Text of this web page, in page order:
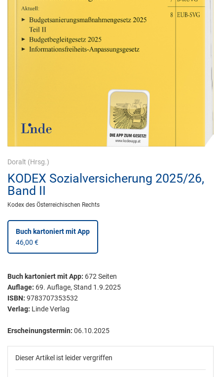
Doralt (Hrsg.)
KODEX Sozialversicherung 2025/26,
Band II
Kodex des Österreichischen Rechts
Buch kartoniertmit App
46,00 €
Buch kartoniertmit App: 672 Seiten
Auflage: 69. Auflage, Stand 1.9.2025
ISBN: 9783707353532
Verlag: Linde Verlag
Erscheinungstermin: 06.10.2025
Dieser Artikel ist leider vergriffen